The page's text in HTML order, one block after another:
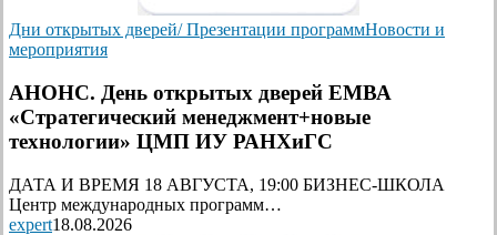
Дни открытых дверей/ Презентации программНовости и
мероприятия
АНОНС. День открытых дверей ЕМВА
«Стратегический менеджмент+новые
технологии» ЦМП ИУ РАНХиГС
ДАТА И ВРЕМЯ 18 АВГУСТА, 19:00 БИЗНЕС-ШКОЛА
Центр международных программ…
expert18.08.2026